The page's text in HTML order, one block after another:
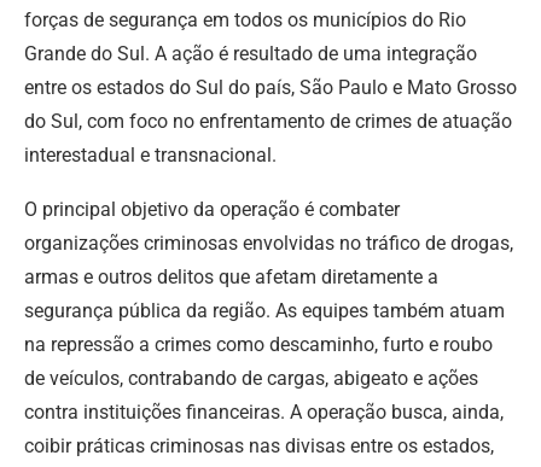
forças de segurança em todos os municípios do Rio
Grande do Sul. A ação é resultado de uma integração
entre os estados do Sul do país, São Paulo e Mato Grosso
do Sul, com foco no enfrentamento de crimes de atuação
interestadual e transnacional.
O principal objetivo da operação é combater
organizações criminosas envolvidas no tráfico de drogas,
armas e outros delitos que afetam diretamente a
segurança pública da região. As equipes também atuam
na repressão a crimes como descaminho, furto e roubo
de veículos, contrabando de cargas, abigeato e ações
contra instituições financeiras. A operação busca, ainda,
coibir práticas criminosas nas divisas entre os estados,